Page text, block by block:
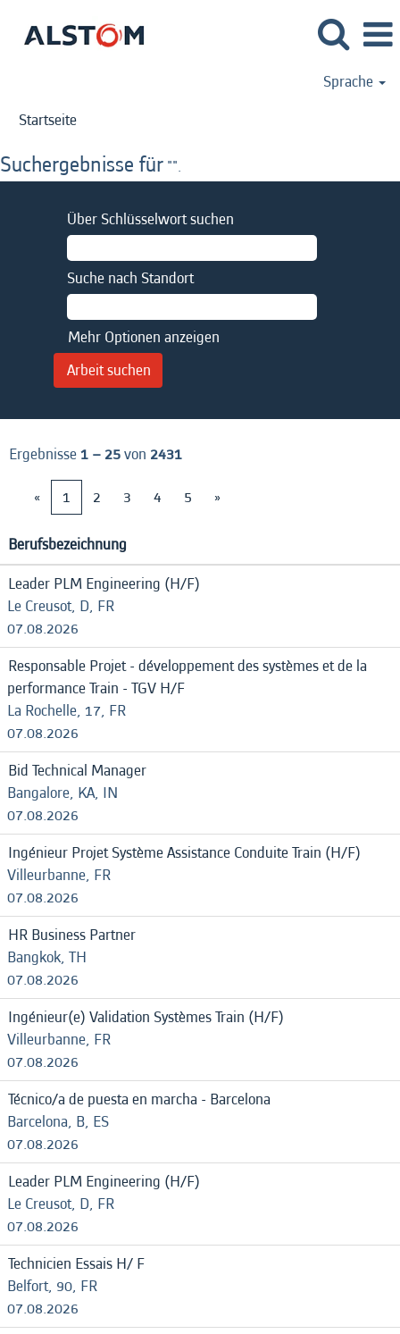
Sprache
Startseite
Suchergebnisse für "".
Über Schlüsselwort suchen
Suche nach Standort
Mehr Optionen anzeigen
Ergebnisse1 – 25von 2431
«
1 2 3 4 5 »
Berufsbezeichnung
Leader PLM Engineering (H/F)
Le Creusot, D, FR
07.08.2026
Responsable Projet - développement des systèmes et de la
performance Train - TGV H/F
La Rochelle, 17, FR
07.08.2026
Bid Technical Manager
Bangalore, KA, IN
07.08.2026
Ingénieur Projet Système Assistance Conduite Train (H/F)
Villeurbanne, FR
07.08.2026
HR Business Partner
Bangkok, TH
07.08.2026
Ingénieur(e) Validation Systèmes Train (H/F)
Villeurbanne, FR
07.08.2026
Técnico/a de puesta en marcha - Barcelona
Barcelona, B, ES
07.08.2026
Leader PLM Engineering (H/F)
Le Creusot, D, FR
07.08.2026
Technicien Essais H/ F
Belfort, 90, FR
07.08.2026